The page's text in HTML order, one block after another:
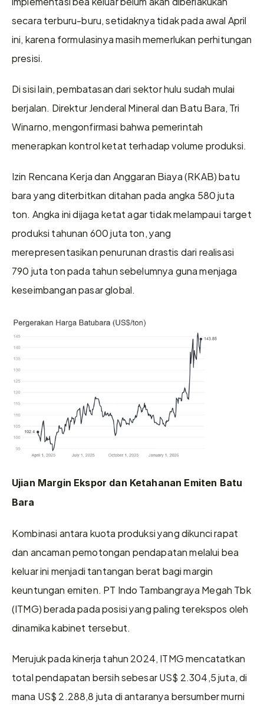
secara terburu-buru, setidaknya tidak pada awal April
ini, karena formulasinya masih memerlukan perhitungan
presisi.
Di sisi lain, pembatasan dari sektor hulu sudah mulai
berjalan. Direktur Jenderal Mineral dan Batu Bara, Tri
Winarno, mengonfirmasi bahwa pemerintah
menerapkan kontrol ketat terhadap volume produksi.
Izin Rencana Kerja dan Anggaran Biaya (RKAB) batu
bara yang diterbitkan ditahan pada angka 580 juta
ton. Angka ini dijaga ketat agar tidak melampaui target
produksi tahunan 600 juta ton, yang
merepresentasikan penurunan drastis dari realisasi
790 juta ton pada tahun sebelumnya guna menjaga
keseimbangan pasar global.
Ujian Margin Ekspor dan Ketahanan Emiten Batu
Bara
Kombinasi antara kuota produksi yang dikunci rapat
dan ancaman pemotongan pendapatan melalui bea
keluar ini menjadi tantangan berat bagi margin
keuntungan emiten. PT Indo Tambangraya Megah Tbk
(ITMG) berada pada posisi yang paling terekspos oleh
dinamika kabinet tersebut.
Merujuk pada kinerja tahun 2024, ITMG mencatatkan
total pendapatan bersih sebesar US$ 2.304,5 juta, di
mana US$ 2.288,8 juta di antaranya bersumber murni